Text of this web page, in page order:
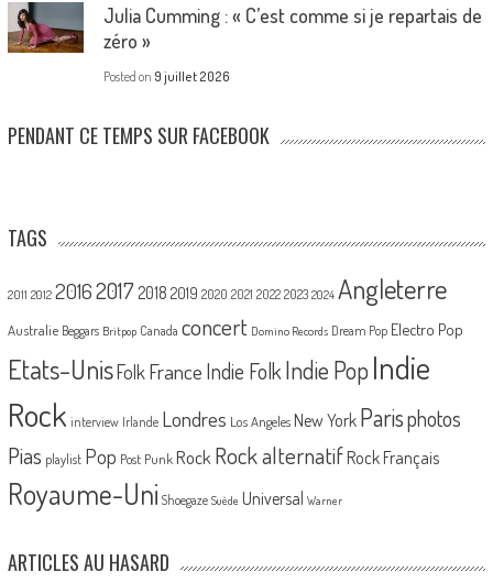
Julia Cumming : « C’est comme si je repartais de
zéro »
Posted on 9 juillet 2026
PENDANT CE TEMPS SUR FACEBOOK
TAGS
2011 2012 20162017 2018 2019 2020 2021 2022 2023 2024 Angleterre
Australie Beggars Britpop Canada concert Domino Records Dream Pop Electro Pop
Etats-UnisFolk France Indie FolkIndie PopIndie
Rock interview Irlande Londres Los Angeles New York Parisphotos
Pias playlist Pop Post Punk Rock Rock alternatif Rock Français
Royaume-Uni Shoegaze Suède Universal Warner
ARTICLES AU HASARD